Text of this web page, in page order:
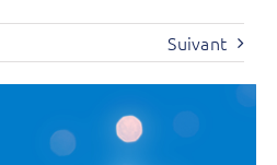
Suivant